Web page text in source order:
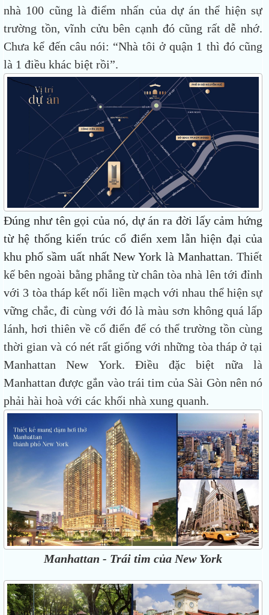
nhà 100 cũng là điểm nhấn của dự án thể hiện sự
trường tồn, vĩnh cửu bên cạnh đó cũng rất dễ nhớ.
Chưa kể đến câu nói: “Nhà tôi ở quận 1 thì đó cũng
là 1 điều khác biệt rồi”.
Đúng như tên gọi của nó, dự án ra đời lấy cảm hứng
từ hệ thống kiến trúc cổ điển xem lẫn hiện đại của
khu phố sầm uất nhất New York là Manhattan. Thiết
kế bên ngoài bằng phẳng từ chân tòa nhà lên tới đỉnh
với 3 tòa tháp kết nối liền mạch với nhau thể hiện sự
vững chắc, đi cùng với đó là màu sơn không quá lấp
lánh, hơi thiên về cổ điển để có thể trường tồn cùng
thời gian và có nét rất giống với những tòa tháp ở tại
Manhattan New York. Điều đặc biệt nữa là
Manhattan được gắn vào trái tim của Sài Gòn nên nó
phải hài hoà với các khối nhà xung quanh.
Manhattan - Trái tim của New York